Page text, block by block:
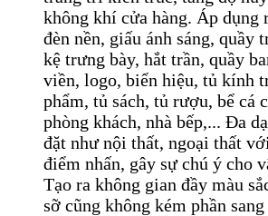
không khí cửa hàng. Áp dụng
đèn nền, giấu ánh sáng, quầy
kệ trưng bày, hắt trần, quầy
viền, logo, biển hiệu, tủ kính
phẩm, tủ sách, tủ rượu, bể cá
phòng khách, nhà bếp,... Đa
đặt như nội thất, ngoại thất
điểm nhấn, gây sự chú ý cho
Tạo ra không gian đầy màu
sỡ cũng không kém phần